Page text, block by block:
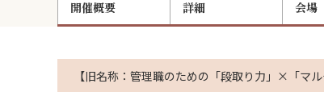
開催概要 詳細 会場
【旧名称：管理職のための「段取り力」×「マ